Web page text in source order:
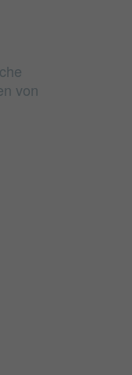
von